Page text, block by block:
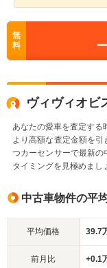
無
料
ヴィヴィオビ
あなたの愛車を査定する
より高額な査定金額を
つカーセンサーで最新
タイミングを見極めまし
中古車物件の平
平均価格 39.7
前月比 +0.1